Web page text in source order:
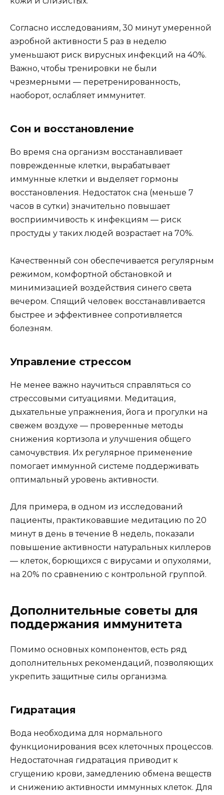
Согласно исследованиям, 30 минут умеренной
аэробной активности 5 раз в неделю
уменьшают риск вирусных инфекций на 40%.
Важно, чтобы тренировки не были
чрезмерными — перетренированность,
наоборот, ослабляет иммунитет.
Сон и восстановление
Во время сна организм восстанавливает
поврежденные клетки, вырабатывает
иммунные клетки и выделяет гормоны
восстановления. Недостаток сна (меньше 7
часов в сутки) значительно повышает
восприимчивость к инфекциям — риск
простуды у таких людей возрастает на 70%.
Качественный сон обеспечивается регулярным
режимом, комфортной обстановкой и
минимизацией воздействия синего света
вечером. Спящий человек восстанавливается
быстрее и эффективнее сопротивляется
болезням.
Управление стрессом
Не менее важно научиться справляться со
стрессовыми ситуациями. Медитация,
дыхательные упражнения, йога и прогулки на
свежем воздухе — проверенные методы
снижения кортизола и улучшения общего
самочувствия. Их регулярное применение
помогает иммунной системе поддерживать
оптимальный уровень активности.
Для примера, в одном из исследований
пациенты, практиковавшие медитацию по 20
минут в день в течение 8 недель, показали
повышение активности натуральных киллеров
— клеток, борющихся с вирусами и опухолями,
на 20% по сравнению с контрольной группой.
Дополнительные советы для
поддержания иммунитета
Помимо основных компонентов, есть ряд
дополнительных рекомендаций, позволяющих
укрепить защитные силы организма.
Гидратация
Вода необходима для нормального
функционирования всех клеточных процессов.
Недостаточная гидратация приводит к
сгущению крови, замедлению обмена веществ
и снижению активности иммунных клеток. Для